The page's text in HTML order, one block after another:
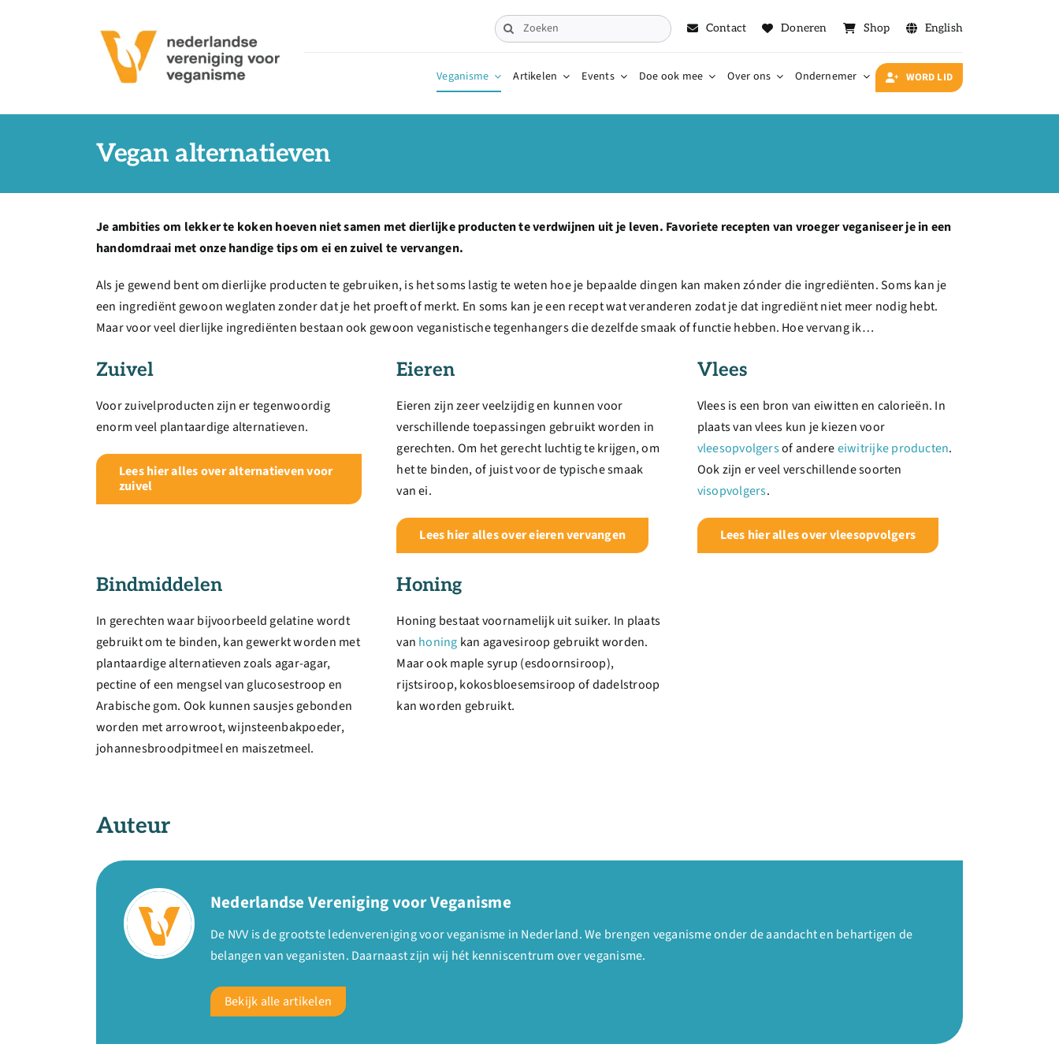
Zoeken
naar:
Contact Doneren Shop English
Veganisme Artikelen Events Doe ook mee Over ons Ondernemer WORD LID
Vegan alternatieven
Je ambities om lekker te koken hoeven niet samen met dierlijke producten te verdwijnen uit je leven. Favoriete recepten van vroeger veganiseer je in een
handomdraai met onze handige tips om ei en zuivel te vervangen.
Als je gewend bent om dierlijke producten te gebruiken, is het soms lastig te weten hoe je bepaalde dingen kan maken zónder die ingrediënten. Soms kan je
een ingrediënt gewoon weglaten zonder dat je het proeft of merkt. En soms kan je een recept wat veranderen zodat je dat ingrediënt niet meer nodig hebt.
Maar voor veel dierlijke ingrediënten bestaan ook gewoon veganistische tegenhangers die dezelfde smaak of functie hebben. Hoe vervang ik…
Zuivel
Voor zuivelproducten zijn er tegenwoordig
enorm veel plantaardige alternatieven.
Lees hier alles over alternatieven voor
zuivel
Eieren
Eieren zijn zeer veelzijdig en kunnen voor
verschillende toepassingen gebruikt worden in
gerechten. Om het gerecht luchtig te krijgen, om
het te binden, of juist voor de typische smaak
van ei.
Lees hier alles over eieren vervangen
Vlees
Vlees is een bron van eiwitten en calorieën. In
plaats van vlees kun je kiezen voor
vleesopvolgersof andereeiwitrijke producten.
Ook zijn er veel verschillende soorten
visopvolgers.
Lees hier alles over vleesopvolgers
Bindmiddelen
In gerechten waar bijvoorbeeld gelatine wordt
gebruikt om te binden, kan gewerkt worden met
plantaardige alternatieven zoals agar-agar,
pectine of een mengsel van glucosestroop en
Arabische gom. Ook kunnen sausjes gebonden
worden met arrowroot, wijnsteenbakpoeder,
johannesbroodpitmeel en maiszetmeel.
Honing
Honing bestaat voornamelijk uit suiker. In plaats
van honing kan agavesiroop gebruikt worden.
Maar ook maple syrup (esdoornsiroop),
rijstsiroop, kokosbloesemsiroop of dadelstroop
kan worden gebruikt.
Auteur
Nederlandse Vereniging voor Veganisme
De NVV is de grootste ledenvereniging voor veganisme in Nederland. We brengen veganisme onder de aandacht en behartigen de
belangen van veganisten. Daarnaast zijn wij hét kenniscentrum over veganisme.
Bekijk alle artikelen